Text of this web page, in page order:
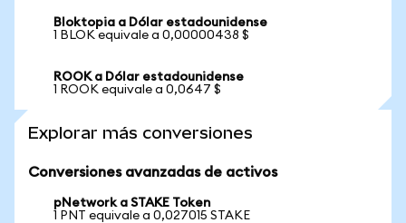
Bloktopia a Dólar estadounidense
1 BLOK equivale a 0,00000438 $
ROOK a Dólar estadounidense
1 ROOK equivale a 0,0647 $
Explorar más conversiones
Conversiones avanzadas de activos
pNetwork a STAKE Token
1 PNT equivale a 0,027015 STAKE